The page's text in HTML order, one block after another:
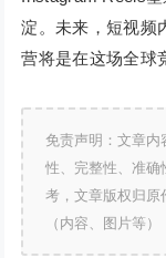
淀。未来，短视频
营将是在这场全球
免责声明：文章内
性、完整性、准确
考，文章版权归原
（内容、图片等